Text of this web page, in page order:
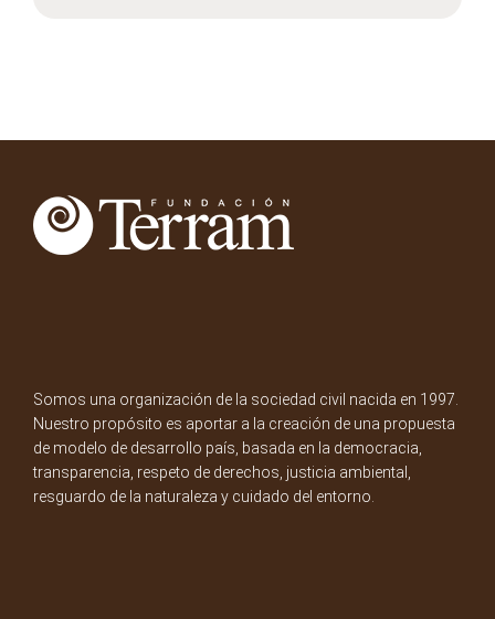
Somos una organización de la sociedad civil nacida en 1997.
Nuestro propósito es aportar a la creación de una propuesta
de modelo de desarrollo país, basada en la democracia,
transparencia, respeto de derechos, justicia ambiental,
resguardo de la naturaleza y cuidado del entorno.